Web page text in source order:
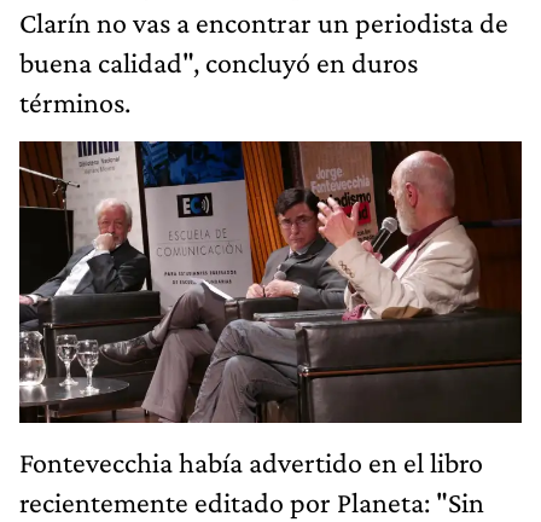
Clarín no vas a encontrar un periodista de
buena calidad", concluyó en duros
términos.
Fontevecchia había advertido en el libro
recientemente editado por Planeta: "Sin